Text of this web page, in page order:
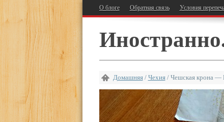
О блоге Обратная связь Условия
Домашняя/ Чехия/ Чешская крона —